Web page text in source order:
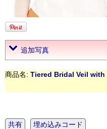
追加写真
商品名: Tiered Bridal Veil
共有 埋め込みコード